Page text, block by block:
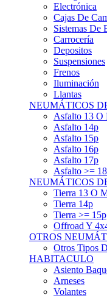
Electrónica
Cajas De
Sistemas De
Carrocería
Depositos
Suspensiones
Frenos
Iluminación
Llantas
NEUMÁTICOS
Asfalto 13 O
Asfalto 14p
Asfalto 15p
Asfalto 16p
Asfalto 17p
Asfalto >=
NEUMÁTICOS
Tierra 13 O
Tierra 14p
Tierra >= 15p
Offroad Y
OTROS
Otros Tipos
HABITACULO
Asiento
Arneses
Volantes